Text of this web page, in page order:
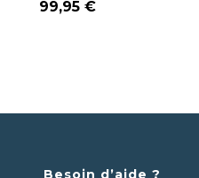
99,95 €
Besoin d’aide ?